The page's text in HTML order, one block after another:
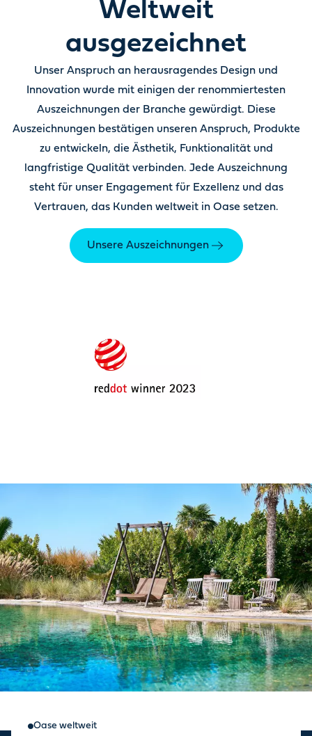
Weltweit
ausgezeichnet
Unser Anspruch an herausragendes Design und
Innovation wurde mit einigen der renommiertesten
Auszeichnungen der Branche gewürdigt. Diese
Auszeichnungen bestätigen unseren Anspruch, Produkte
zu entwickeln, die Ästhetik, Funktionalität und
langfristige Qualität verbinden. Jede Auszeichnung
steht für unser Engagement für Exzellenz und das
Vertrauen, das Kunden weltweit in Oase setzen.
Unsere Auszeichnungen
Oase weltweit